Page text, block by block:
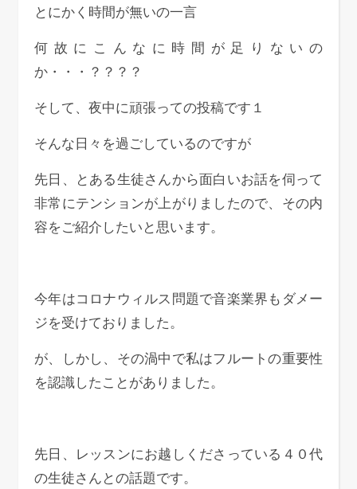
とにかく時間が無いの一言
何故にこんなに時間が足りないの
か・・・？？？？
そして、夜中に頑張っての投稿です１
そんな日々を過ごしているのですが
先日、とある生徒さんから面白いお話を伺って
非常にテンションが上がりましたので、その内
容をご紹介したいと思います。
今年はコロナウィルス問題で音楽業界もダメー
ジを受けておりました。
が、しかし、その渦中で私はフルートの重要性
を認識したことがありました。
先日、レッスンにお越しくださっている４０代
の生徒さんとの話題です。